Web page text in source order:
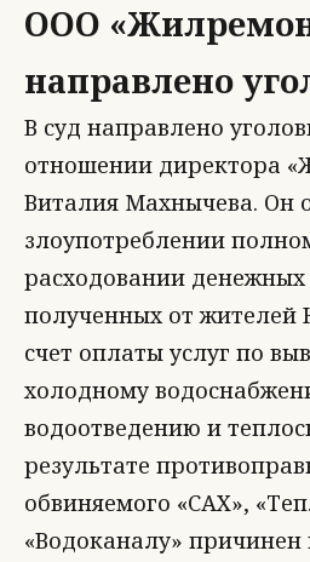
ООО
направлено
В суд направлено
отношении директора
Виталия Махнычева. Он
злоупотреблении
расходовании денежных
полученных от жителей
счет оплаты услуг по
холодному
водоотведению и
результате
обвиняемого «САХ»,
«Водоканалу»